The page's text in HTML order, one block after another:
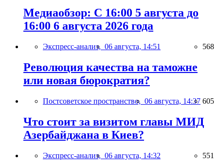
Медиаобзор: С 16:00 5 августа до
16:00 6 августа 2026 года
Экспресс-анализ, 06 августа, 14:51 568
Революция качества на таможне
или новая бюрократия?
Постсоветское пространство, 06 августа, 14:37 605
Что стоит за визитом главы МИД
Азербайджана в Киев?
Экспресс-анализ, 06 августа, 14:32 551